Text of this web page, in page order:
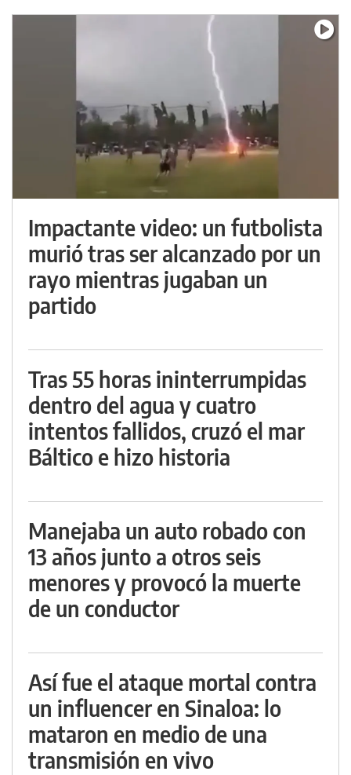
Impactante video: un futbolista
murió tras ser alcanzado por un
rayo mientras jugaban un
partido
Tras 55 horas ininterrumpidas
dentro del agua y cuatro
intentos fallidos, cruzó el mar
Báltico e hizo historia
Manejaba un auto robado con
13 años junto a otros seis
menores y provocó la muerte
de un conductor
Así fue el ataque mortal contra
un influencer en Sinaloa: lo
mataron en medio de una
transmisión en vivo